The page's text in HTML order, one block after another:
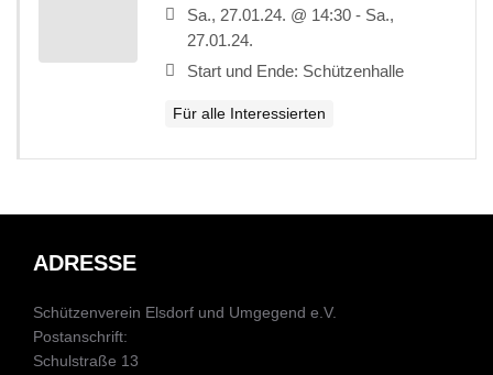
Sa., 27.01.24. @ 14:30 - Sa.,
27.01.24.
Start und Ende: Schützenhalle
Für alle Interessierten
ADRESSE
Schützenverein Elsdorf und Umgegend e.V.
Postanschrift:
Schulstraße 13